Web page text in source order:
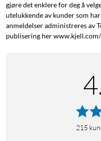
gjøre det enklere for deg å
utelukkende av kunder som
anmeldelser administreres av
publisering her
215